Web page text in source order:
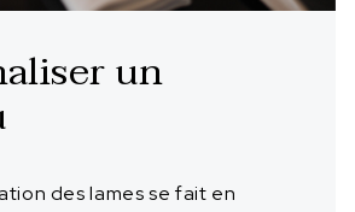
un
des lames se fait en